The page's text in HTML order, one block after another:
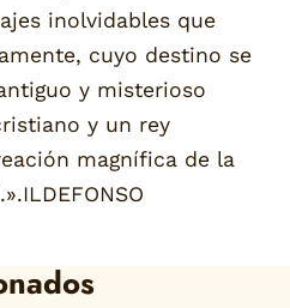
inolvidables que
cuyo destino se
y misterioso
y un rey
magnífica de la